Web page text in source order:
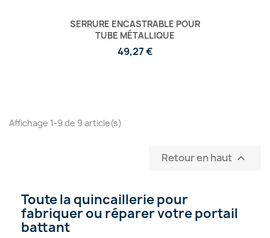
SERRURE ENCASTRABLE POUR
TUBE MÉTALLIQUE
49,27 €
Affichage 1-9 de 9 article(s)
Retour en haut 
Toute la quincaillerie pour
fabriquer ou réparer votre portail
battant